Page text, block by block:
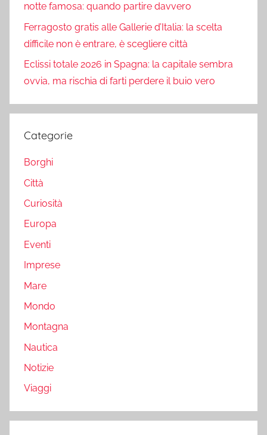
notte famosa: quando partire davvero
Ferragosto gratis alle Gallerie d’Italia: la scelta
difficile non è entrare, è scegliere città
Eclissi totale 2026 in Spagna: la capitale sembra
ovvia, ma rischia di farti perdere il buio vero
Categorie
Borghi
Città
Curiosità
Europa
Eventi
Imprese
Mare
Mondo
Montagna
Nautica
Notizie
Viaggi